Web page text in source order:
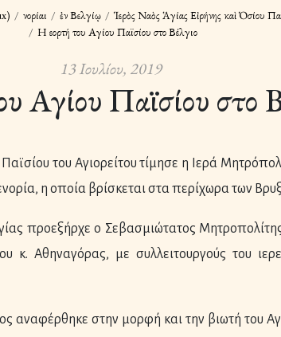
Ἐνορίαι ἐν Βελγίῳ
Ἱερὸς Ναὸς Ἁγίας Εἰρήνης καὶ Ὁσίου
Η εορτή του Αγίου Παϊσίου στο Βέλγιο
13 Ιουλίου, 2019
Αγίου Παϊσίου στο
του Αγιορείτου τίμησε η Ιερά
η οποία βρίσκεται στα περίχωρα των
προεξήρχε ο Σεβασμιώτατος
κ. Αθηναγόρας, με συλλειτουργούς του
αναφέρθηκε στην μορφή και την βιωτή του